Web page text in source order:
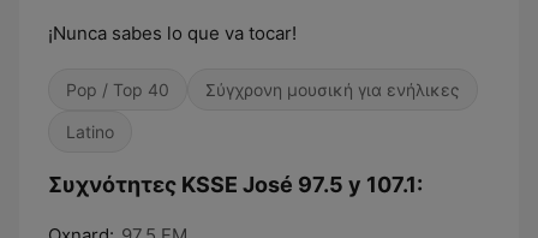
¡Nunca sabes lo que va tocar!
Pop / Top 40 Σύγχρονη μουσική για ενήλικες
Latino
Συχνότητες KSSE José 97.5 y 107.1: